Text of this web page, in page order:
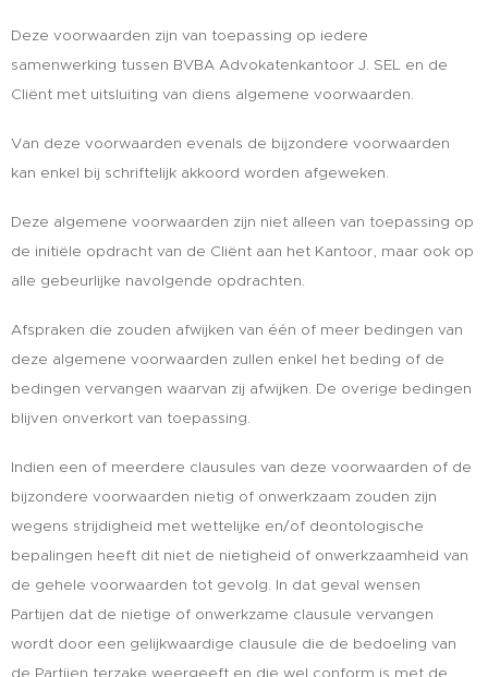
Deze voorwaarden zijn van toepassing op iedere
samenwerking tussen BVBA Advokatenkantoor J. SEL en de
Cliënt met uitsluiting van diens algemene voorwaarden.
Van deze voorwaarden evenals de bijzondere voorwaarden
kan enkel bij schriftelijk akkoord worden afgeweken.
Deze algemene voorwaarden zijn niet alleen van toepassing op
de initiële opdracht van de Cliënt aan het Kantoor, maar ook op
alle gebeurlijke navolgende opdrachten.
Afspraken die zouden afwijken van één of meer bedingen van
deze algemene voorwaarden zullen enkel het beding of de
bedingen vervangen waarvan zij afwijken. De overige bedingen
blijven onverkort van toepassing.
Indien een of meerdere clausules van deze voorwaarden of de
bijzondere voorwaarden nietig of onwerkzaam zouden zijn
wegens strijdigheid met wettelijke en/of deontologische
bepalingen heeft dit niet de nietigheid of onwerkzaamheid van
de gehele voorwaarden tot gevolg. In dat geval wensen
Partijen dat de nietige of onwerkzame clausule vervangen
wordt door een gelijkwaardige clausule die de bedoeling van
de Partijen terzake weergeeft en die wel conform is met de